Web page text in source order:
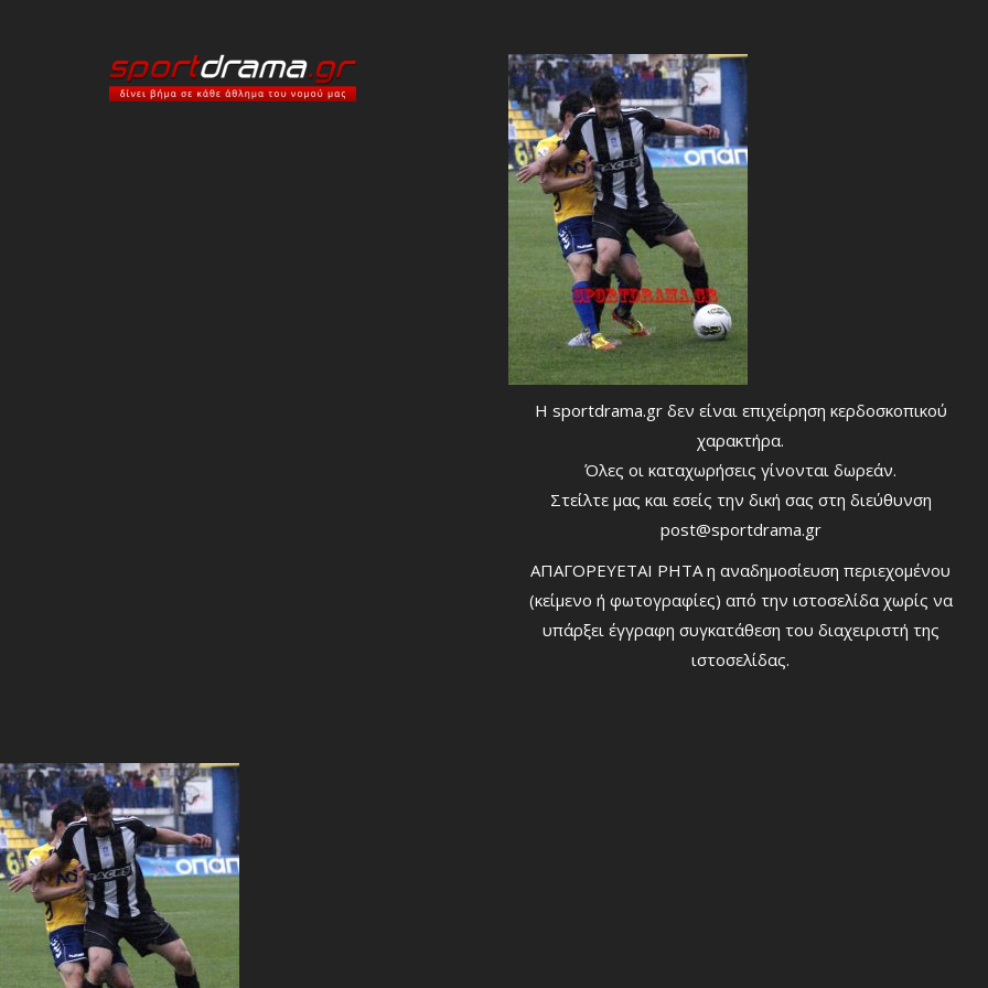
Η sportdrama.gr δεν είναι επιχείρηση κερδοσκοπικού
χαρακτήρα.
Όλες οι καταχωρήσεις γίνονται δωρεάν.
Στείλτε μας και εσείς την δική σας στη διεύθυνση
post@sportdrama.gr
ΑΠΑΓΟΡΕΥΕΤΑΙ ΡΗΤΑ η αναδημοσίευση περιεχομένου
(κείμενο ή φωτογραφίες) από την ιστοσελίδα χωρίς να
υπάρξει έγγραφη συγκατάθεση του διαχειριστή της
ιστοσελίδας.